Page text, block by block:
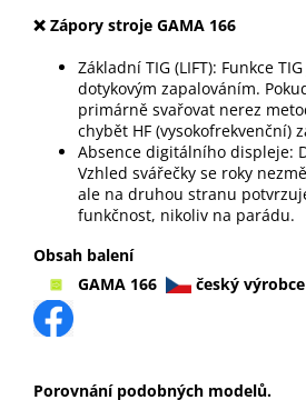
❌ Zápory stroje GAMA 166
Základní TIG (LIFT): Funkce
dotykovým zapalováním.
primárně svařovat nerez
chybět HF (vysokofrekvenční)
Absence digitálního displeje:
Vzhled svářečky se roky
ale na druhou stranu
funkčnost, nikoliv na parádu.
Obsah balení
GAMA 166
český výrobce
Porovnání podobných modelů.